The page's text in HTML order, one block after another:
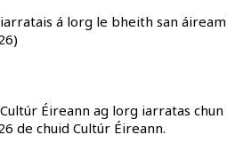
á lorg le bheith san
Éireann ag lorg iarratas
de chuid Cultúr Éireann.